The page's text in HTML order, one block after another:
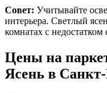
Совет: Учитывайте
интерьера. Светлый
комнатах с недостатком
Цены на
Ясень в